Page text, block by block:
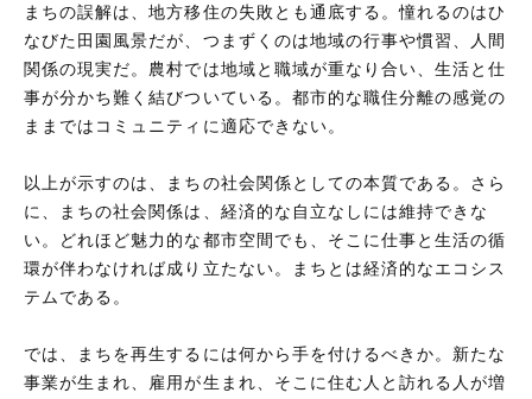
まちの誤解は、地方移住の失敗とも通底する。憧れるのはひ
なびた田園風景だが、つまずくのは地域の行事や慣習、人間
関係の現実だ。農村では地域と職域が重なり合い、生活と仕
事が分かち難く結びついている。都市的な職住分離の感覚の
ままではコミュニティに適応できない。
以上が示すのは、まちの社会関係としての本質である。さら
に、まちの社会関係は、経済的な自立なしには維持できな
い。どれほど魅力的な都市空間でも、そこに仕事と生活の循
環が伴わなければ成り立たない。まちとは経済的なエコシス
テムである。
では、まちを再生するには何から手を付けるべきか。新たな
事業が生まれ、雇用が生まれ、そこに住む人と訪れる人が増